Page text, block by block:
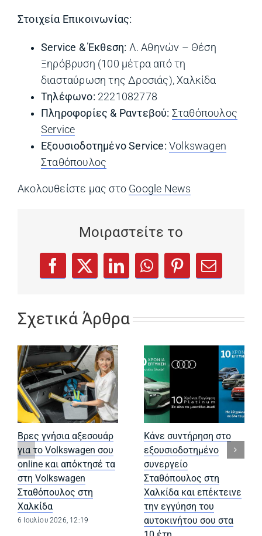
Στοιχεία Επικοινωνίας:
Service & Έκθεση: Λ. Αθηνών – Θέση
Ξηρόβρυση (100 μέτρα από τη
διασταύρωση της Δροσιάς), Χαλκίδα
Τηλέφωνο: 2221082778
Πληροφορίες & Ραντεβού: Σταθόπουλος
Service
Εξουσιοδοτημένο Service: Volkswagen
Σταθόπουλος
Ακολουθείστε μας στο Google News
Μοιραστείτε το
Facebook
(opens in a new tab)
X
(opens in a new tab)
LinkedIn
(opens in a new tab)
WhatsApp
(opens in a new tab)
Pinterest
(opens in a
Email
Σχετικά Άρθρα
Βρες γνήσια αξεσουάρ
για το Volkswagen σου
online και απόκτησέ τα
στη Volkswagen
Σταθόπουλος στη
Χαλκίδα
6 Ιουλίου 2026, 12:19
Κάνε συντήρηση στο
εξουσιοδοτημένο
συνεργείο
Σταθόπουλος στη
Χαλκίδα και επέκτεινε
την εγγύηση του
αυτοκινήτου σου στα